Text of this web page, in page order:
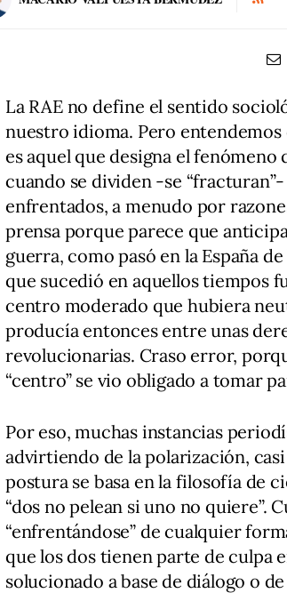
La RAE no define el sentido
nuestro idioma. Pero entendemos
es aquel que designa el fenómeno
cuando se dividen -se
enfrentados, a menudo por
prensa porque parece que
guerra, como pasó en la España
que sucedió en aquellos tiempos
centro moderado que hubiera
producía entonces entre unas
revolucionarias. Craso error,
“centro” se vio obligado a tomar
Por eso, muchas instancias
advirtiendo de la polarización,
postura se basa en la filosofía de
“dos no pelean si uno no quiere”.
“enfrentándose” de cualquier
que los dos tienen parte de culpa
solucionado a base de diálogo o